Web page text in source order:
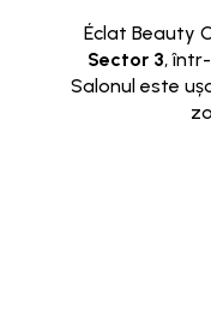
Éclat Beauty
Sector 3,
Salonul este